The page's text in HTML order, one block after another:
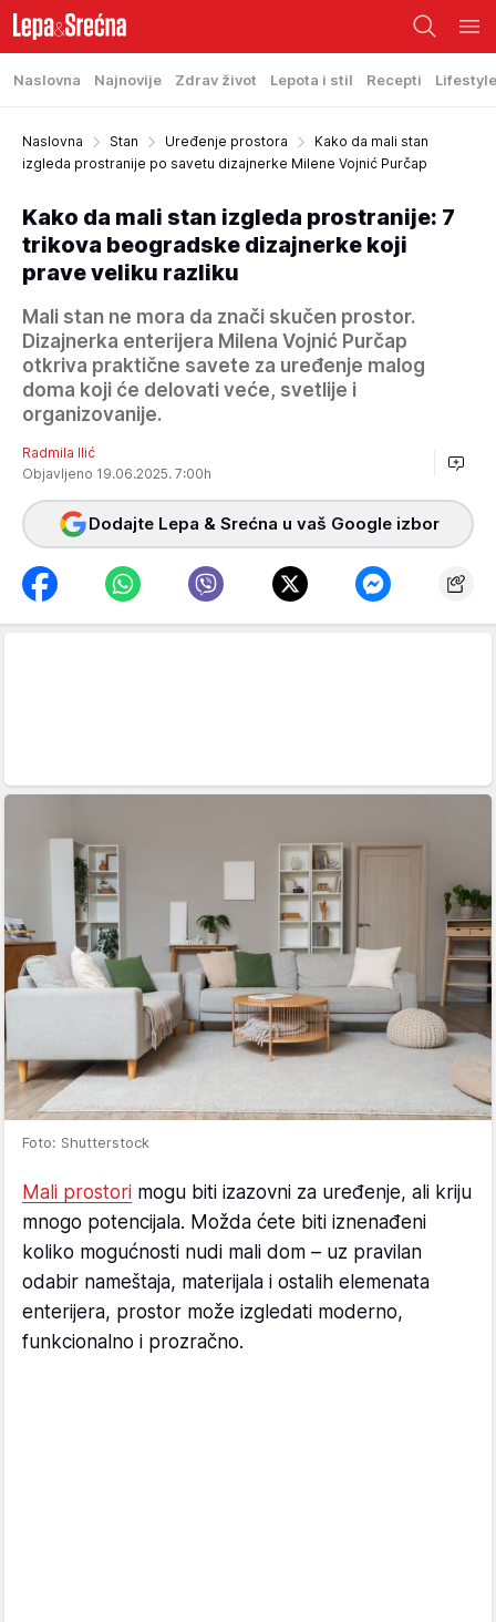
Naslovna Najnovije Zdrav život Lepota i stil Recepti Lifestyle
Naslovna Stan Uređenje prostora
Kako da mali stan
izgleda prostranije po savetu dizajnerke Milene Vojnić Purčap
Kako da mali stan izgleda prostranije: 7
trikova beogradske dizajnerke koji
prave veliku razliku
Mali stan ne mora da znači skučen prostor.
Dizajnerka enterijera Milena Vojnić Purčap
otkriva praktične savete za uređenje malog
doma koji će delovati veće, svetlije i
organizovanije.
Radmila Ilić
Objavljeno 19.06.2025. 7:00h
Dodajte Lepa & Srećna u vaš Google izbor
Foto: Shutterstock
Mali prostori mogu biti izazovni za uređenje, ali kriju
mnogo potencijala. Možda ćete biti iznenađeni
koliko mogućnosti nudi mali dom – uz pravilan
odabir nameštaja, materijala i ostalih elemenata
enterijera, prostor može izgledati moderno,
funkcionalno i prozračno.